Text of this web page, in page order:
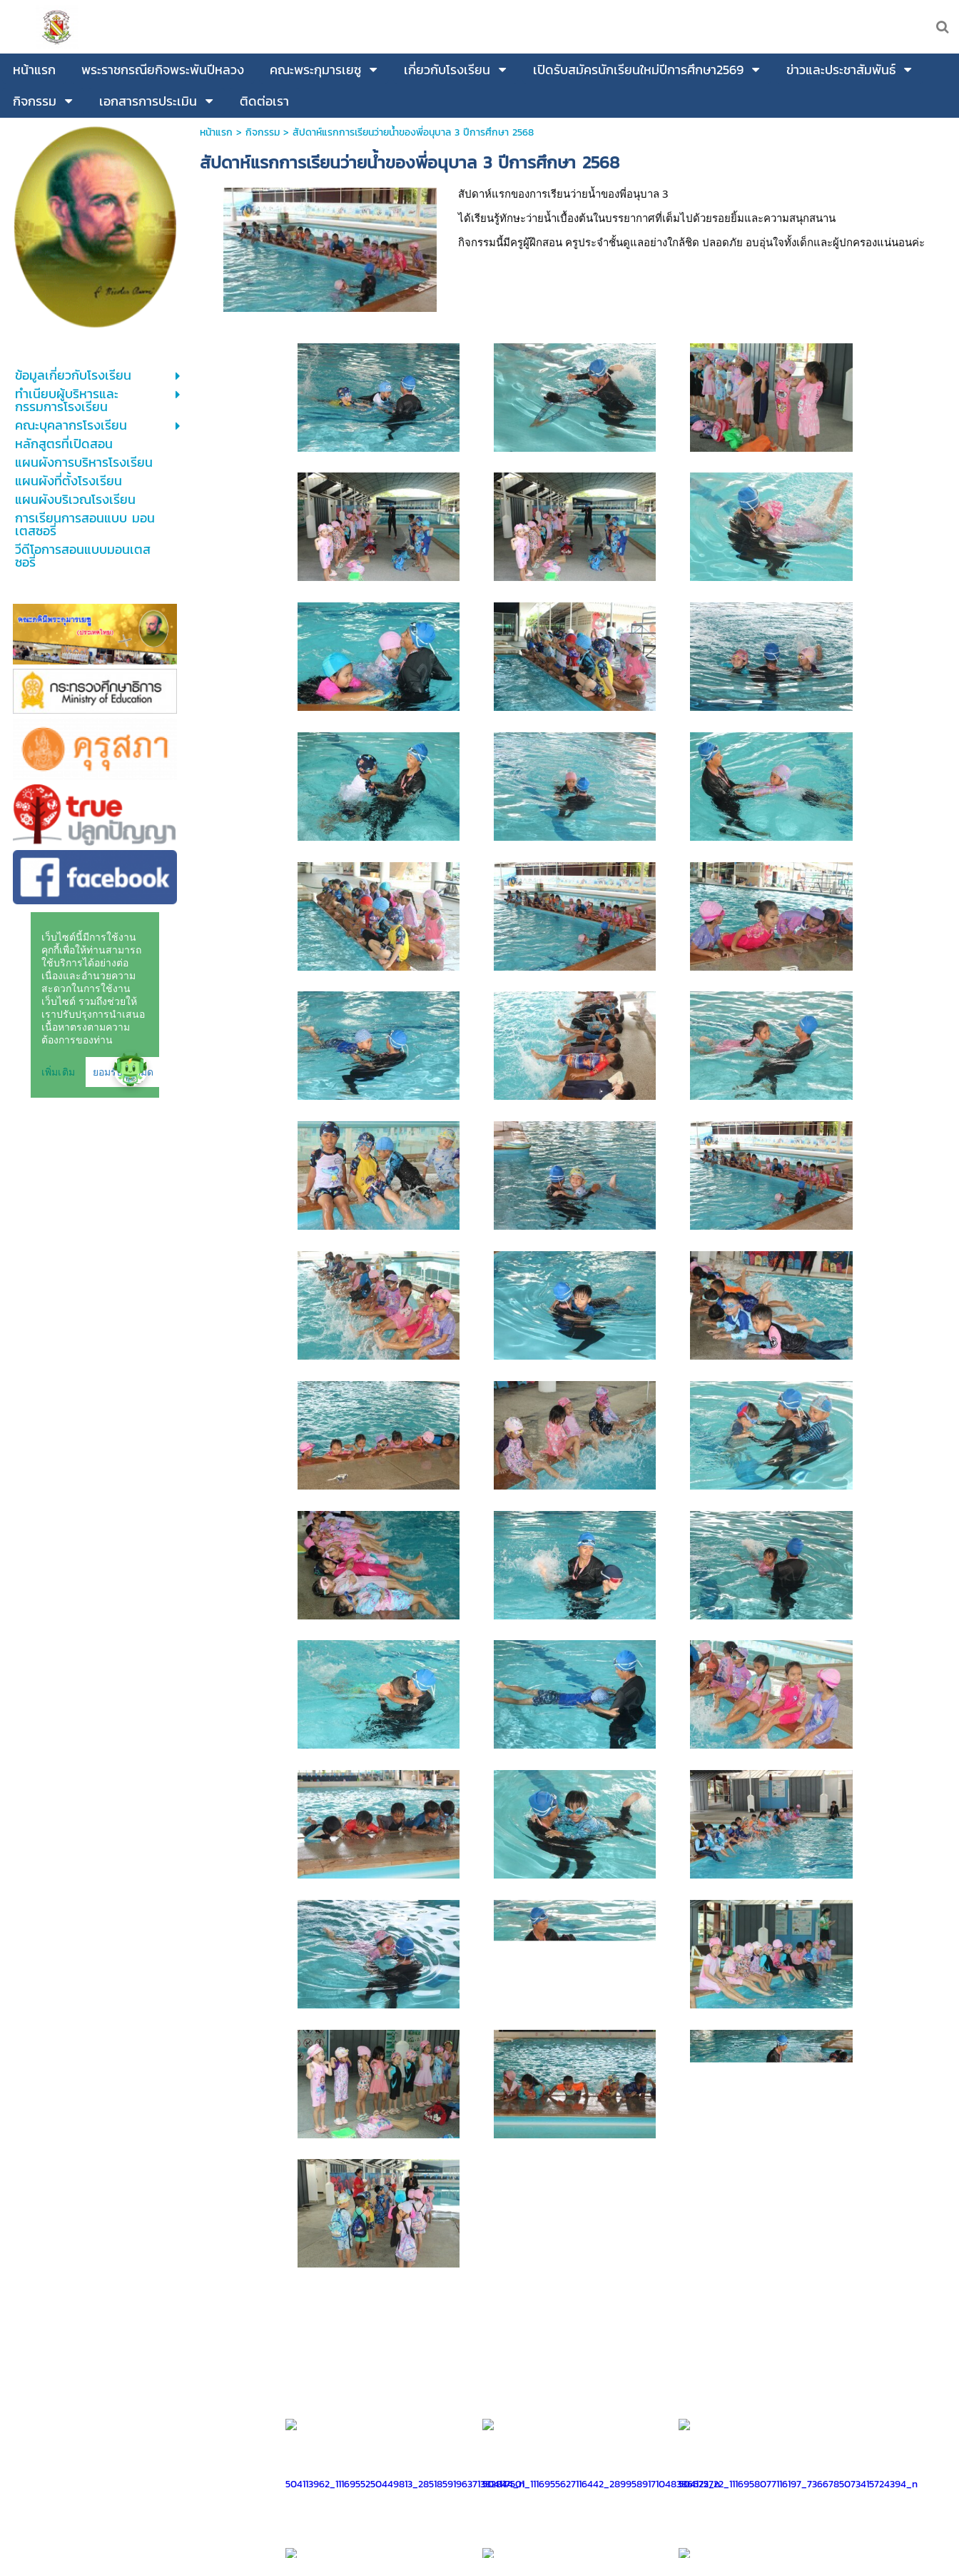
หน้าแรก พระราชกรณียกิจพระพันปีหลวง คณะพระกุมารเยซู เกี่ยวกับโรงเรียน เปิดรับสมัครนักเรียนใหม่ปีการศึกษา2569
ข่าวและประชาสัมพันธ์
กิจกรรม
เอกสารการประเมิน ติดต่อเรา
ข้อมูลเกี่ยวกับโรงเรียน
ทำเนียบผู้บริหารและ
กรรมการโรงเรียน
คณะบุคลากรโรงเรียน
หลักสูตรที่เปิดสอน
แผนผังการบริหารโรงเรียน
แผนผังที่ตั้งโรงเรียน
แผนผังบริเวณโรงเรียน
การเรียนการสอนแบบ มอน
เตสซอรี่
วีดีโอการสอนแบบมอนเตส
ซอรี่
หน้าแรก > กิจกรรม> สัปดาห์แรกการเรียนว่ายน้ำของพี่อนุบาล 3 ปีการศึกษา 2568
สัปดาห์แรกการเรียนว่ายน้ำของพี่อนุบาล 3 ปีการศึกษา 2568
สัปดาห์แรกของการเรียนว่ายน้ำของพี่อนุบาล 3
ได้เรียนรู้ทักษะว่ายน้ำเบื้องต้นในบรรยากาศที่เต็มไปด้วยรอยยิ้มและความสนุกสนาน
กิจกรรมนี้มีครูผู้ฝึกสอน ครูประจำชั้นดูแลอย่างใกล้ชิด ปลอดภัย อบอุ่นใจทั้งเด็กและผู้ปกครองแน่นอนค่ะ